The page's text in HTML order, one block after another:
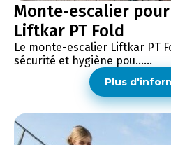
Monte-escalier
Liftkar PT Fold
Le monte-escalier Liftkar PT
sécurité et hygiène pou......
Plus